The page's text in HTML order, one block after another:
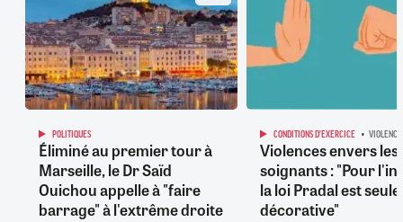
POLITIQUES
Éliminé au premier tour à
Marseille, le Dr Saïd
Ouichou appelle à "faire
barrage" à l'extrême droite
CONDITIONS D'EXERCICE VIOLENCE
Violences envers les
soignants : "Pour
la loi Pradal est
décorative"